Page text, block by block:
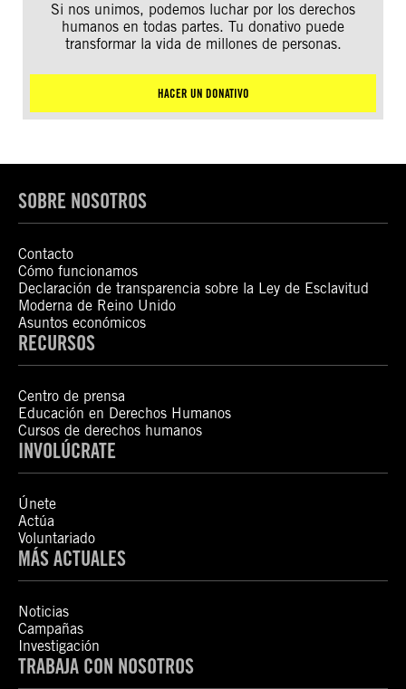
Si nos unimos, podemos luchar por los derechos
humanos en todas partes. Tu donativo puede
transformar la vida de millones de personas.
HACER UN DONATIVO
SOBRE NOSOTROS
Contacto
Cómo funcionamos
Declaración de transparencia sobre la Ley de Esclavitud
Moderna de Reino Unido
Asuntos económicos
RECURSOS
Centro de prensa
Educación en Derechos Humanos
Cursos de derechos humanos
INVOLÚCRATE
Únete
Actúa
Voluntariado
MÁS ACTUALES
Noticias
Campañas
Investigación
TRABAJA CON NOSOTROS